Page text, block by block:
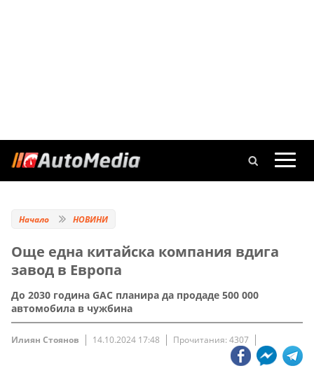
Начало НОВИНИ
Още една китайска компания вдига
завод в Европа
До 2030 година GAC планира да продаде 500 000
автомобила в чужбина
Илиян Стоянов 14.10.2024 17:48 Прочитания: 4307